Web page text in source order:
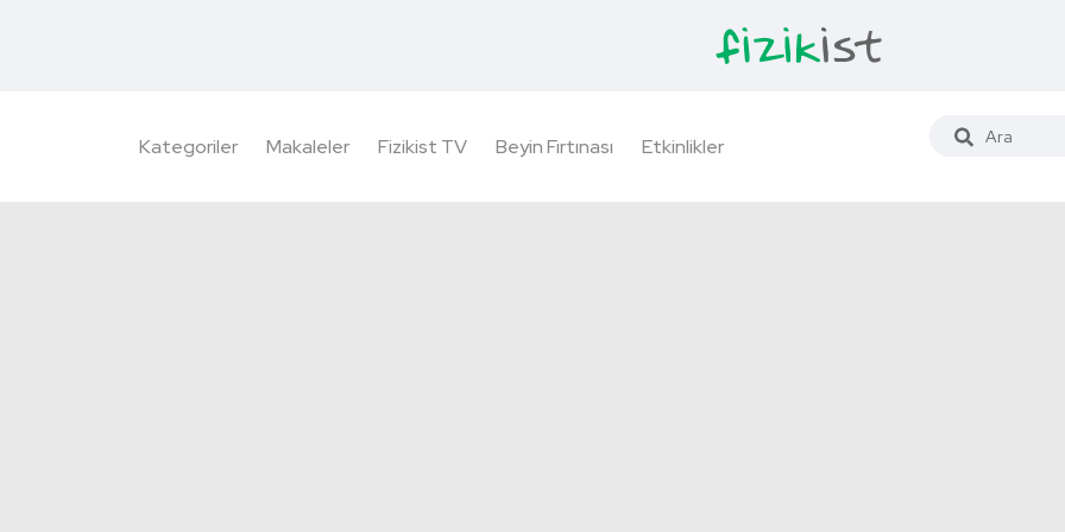
Kategoriler Makaleler Fizikist TV Beyin Fırtınası Etkinlikler